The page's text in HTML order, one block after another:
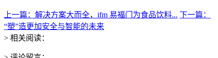
上一篇：解决方案大而全，ifm 易福门为食品饮料... 下一篇：
“塑”造更加安全与智能的未来
> 相关阅读：